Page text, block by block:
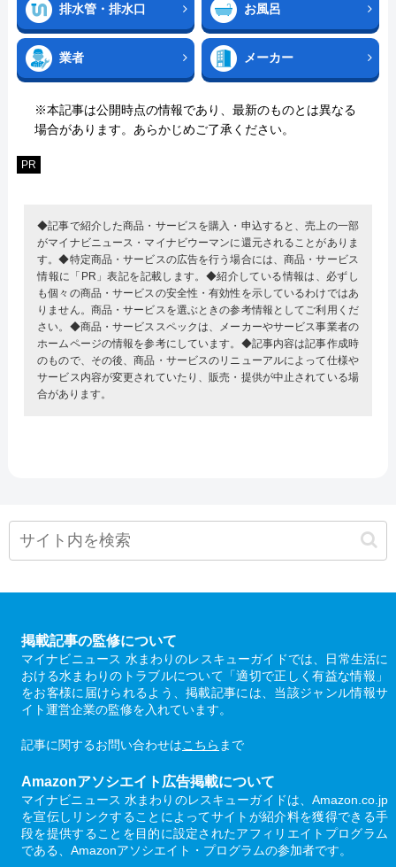
排水管・排水口 お風呂
業者 メーカー
※本記事は公開時点の情報であり、最新のものとは異なる
場合があります。あらかじめご了承ください。
PR
◆記事で紹介した商品・サービスを購入・申込すると、売上の一部
がマイナビニュース・マイナビウーマンに還元されることがありま
す。◆特定商品・サービスの広告を行う場合には、商品・サービス
情報に「PR」表記を記載します。◆紹介している情報は、必ずし
も個々の商品・サービスの安全性・有効性を示しているわけではあ
りません。商品・サービスを選ぶときの参考情報としてご利用くだ
さい。◆商品・サービススペックは、メーカーやサービス事業者の
ホームページの情報を参考にしています。◆記事内容は記事作成時
のもので、その後、商品・サービスのリニューアルによって仕様や
サービス内容が変更されていたり、販売・提供が中止されている場
合があります。
掲載記事の監修について
マイナビニュース 水まわりのレスキューガイドでは、日常生活に
おける水まわりのトラブルについて「適切で正しく有益な情報」
をお客様に届けられるよう、掲載記事には、当該ジャンル情報サ
イト運営企業の監修を入れています。
記事に関するお問い合わせはこちら まで
Amazonアソシエイト広告掲載について
マイナビニュース 水まわりのレスキューガイドは、Amazon.co.jp
を宣伝しリンクすることによってサイトが紹介料を獲得できる手
段を提供することを目的に設定されたアフィリエイトプログラム
である、Amazonアソシエイト・プログラムの参加者です。